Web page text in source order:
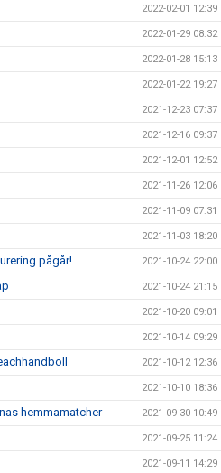
2022-02-01 12:39
2022-01-29 08:32
2022-01-28 15:13
2022-01-22 19:27
2021-12-23 07:37
2021-12-16 09:37
2021-12-01 12:52
2021-11-26 12:06
2021-11-09 07:31
2021-11-03 18:20
pågår! 2021-10-24 22:00
2021-10-24 21:15
2021-10-20 09:01
2021-10-14 09:29
2021-10-12 12:36
2021-10-10 18:36
hemmamatcher 2021-09-30 10:49
2021-09-25 11:24
2021-09-11 14:29